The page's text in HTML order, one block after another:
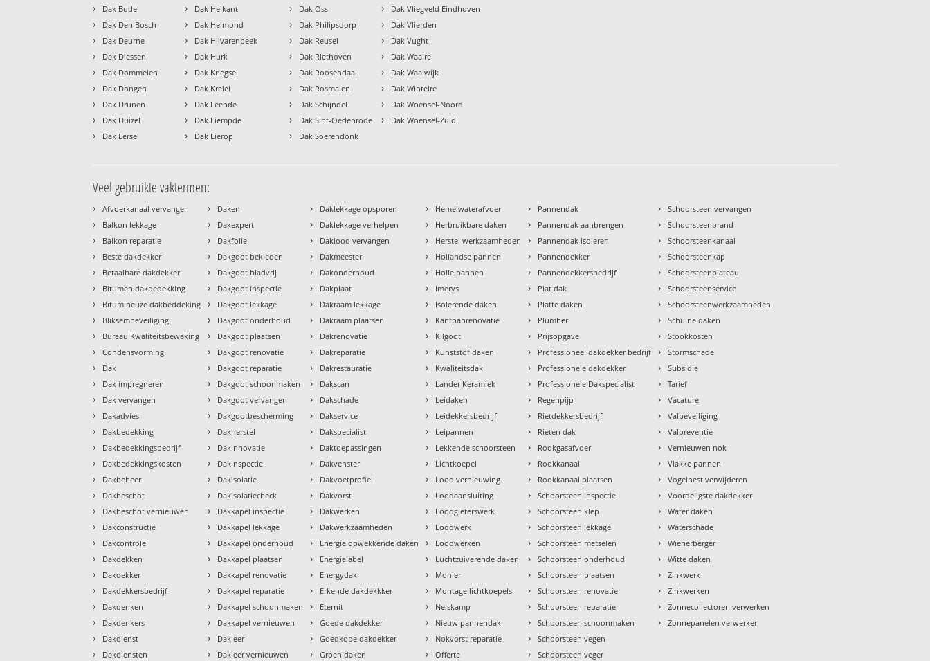
› Dak Budel
› Dak Den Bosch
› Dak Deurne
› Dak Diessen
› Dak Dommelen
› Dak Dongen
› Dak Drunen
› Dak Duizel
› Dak Eersel
› Dak Heikant
› Dak Helmond
› Dak Hilvarenbeek
› Dak Hurk
› Dak Knegsel
› Dak Kreiel
› Dak Leende
› Dak Liempde
› Dak Lierop
› Dak Oss
› Dak Philipsdorp
› Dak Reusel
› Dak Riethoven
› Dak Roosendaal
› Dak Rosmalen
› Dak Schijndel
› Dak Sint-Oedenrode
› Dak Soerendonk
› Dak Vliegveld Eindhoven
› Dak Vlierden
› Dak Vught
› Dak Waalre
› Dak Waalwijk
› Dak Wintelre
› Dak Woensel-Noord
› Dak Woensel-Zuid
Veel gebruikte vaktermen:
› Afvoerkanaal vervangen
› Balkon lekkage
› Balkon reparatie
› Beste dakdekker
› Betaalbare dakdekker
› Bitumen dakbedekking
› Bitumineuze dakbeddeking
› Bliksembeveiliging
› Bureau Kwaliteitsbewaking
› Condensvorming
› Dak
› Dak impregneren
› Dak vervangen
› Dakadvies
› Dakbedekking
› Dakbedekkingsbedrijf
› Dakbedekkingskosten
› Dakbeheer
› Dakbeschot
› Dakbeschot vernieuwen
› Dakconstructie
› Dakcontrole
› Dakdekken
› Dakdekker
› Dakdekkersbedrijf
› Dakdenken
› Dakdenkers
› Dakdienst
› Dakdiensten
› Daken
› Dakexpert
› Dakfolie
› Dakgoot bekleden
› Dakgoot bladvrij
› Dakgoot inspectie
› Dakgoot lekkage
› Dakgoot onderhoud
› Dakgoot plaatsen
› Dakgoot renovatie
› Dakgoot reparatie
› Dakgoot schoonmaken
› Dakgoot vervangen
› Dakgootbescherming
› Dakherstel
› Dakinnovatie
› Dakinspectie
› Dakisolatie
› Dakisolatiecheck
› Dakkapel inspectie
› Dakkapel lekkage
› Dakkapel onderhoud
› Dakkapel plaatsen
› Dakkapel renovatie
› Dakkapel reparatie
› Dakkapel schoonmaken
› Dakkapel vernieuwen
› Dakleer
› Dakleer vernieuwen
› Daklekkage opsporen
› Daklekkage verhelpen
› Daklood vervangen
› Dakmeester
› Dakonderhoud
› Dakplaat
› Dakraam lekkage
› Dakraam plaatsen
› Dakrenovatie
› Dakreparatie
› Dakrestauratie
› Dakscan
› Dakschade
› Dakservice
› Dakspecialist
› Daktoepassingen
› Dakvenster
› Dakvoetprofiel
› Dakvorst
› Dakwerken
› Dakwerkzaamheden
› Energie opwekkende daken
› Energielabel
› Energydak
› Erkende dakdekkker
› Eternit
› Goede dakdekker
› Goedkope dakdekker
› Groen daken
› Hemelwaterafvoer
› Herbruikbare daken
› Herstel werkzaamheden
› Hollandse pannen
› Holle pannen
› Imerys
› Isolerende daken
› Kantpanrenovatie
› Kilgoot
› Kunststof daken
› Kwaliteitsdak
› Lander Keramiek
› Leidaken
› Leidekkersbedrijf
› Leipannen
› Lekkende schoorsteen
› Lichtkoepel
› Lood vernieuwing
› Loodaansluiting
› Loodgieterswerk
› Loodwerk
› Loodwerken
› Luchtzuiverende daken
› Monier
› Montage lichtkoepels
› Nelskamp
› Nieuw pannendak
› Nokvorst reparatie
› Offerte
› Pannendak
› Pannendak aanbrengen
› Pannendak isoleren
› Pannendekker
› Pannendekkersbedrijf
› Plat dak
› Platte daken
› Plumber
› Prijsopgave
› Professioneel dakdekker bedrijf
› Professionele dakdekker
› Professionele Dakspecialist
› Regenpijp
› Rietdekkersbedrijf
› Rieten dak
› Rookgasafvoer
› Rookkanaal
› Rookkanaal plaatsen
› Schoorsteen inspectie
› Schoorsteen klep
› Schoorsteen lekkage
› Schoorsteen metselen
› Schoorsteen onderhoud
› Schoorsteen plaatsen
› Schoorsteen renovatie
› Schoorsteen reparatie
› Schoorsteen schoonmaken
› Schoorsteen vegen
› Schoorsteen veger
› Schoorsteen vervangen
› Schoorsteenbrand
› Schoorsteenkanaal
› Schoorsteenkap
› Schoorsteenplateau
› Schoorsteenservice
› Schoorsteenwerkzaamheden
› Schuine daken
› Stookkosten
› Stormschade
› Subsidie
› Tarief
› Vacature
› Valbeveiliging
› Valpreventie
› Vernieuwen nok
› Vlakke pannen
› Vogelnest verwijderen
› Voordeligste dakdekker
› Water daken
› Waterschade
› Wienerberger
› Witte daken
› Zinkwerk
› Zinkwerken
› Zonnecollectoren verwerken
› Zonnepanelen verwerken